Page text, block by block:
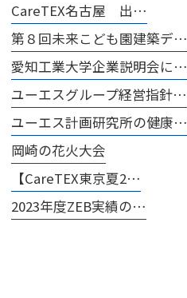
CareTEX名古屋 出…
第８回未来こども園建築デ…
愛知工業大学企業説明会に…
ユーエスグループ経営指針…
ユーエス計画研究所の健康…
岡崎の花火大会
【CareTEX東京夏2…
2023年度ZEB実績の…